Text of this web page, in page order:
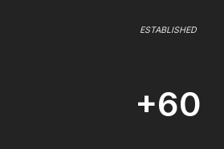
ESTABLISHED
+60